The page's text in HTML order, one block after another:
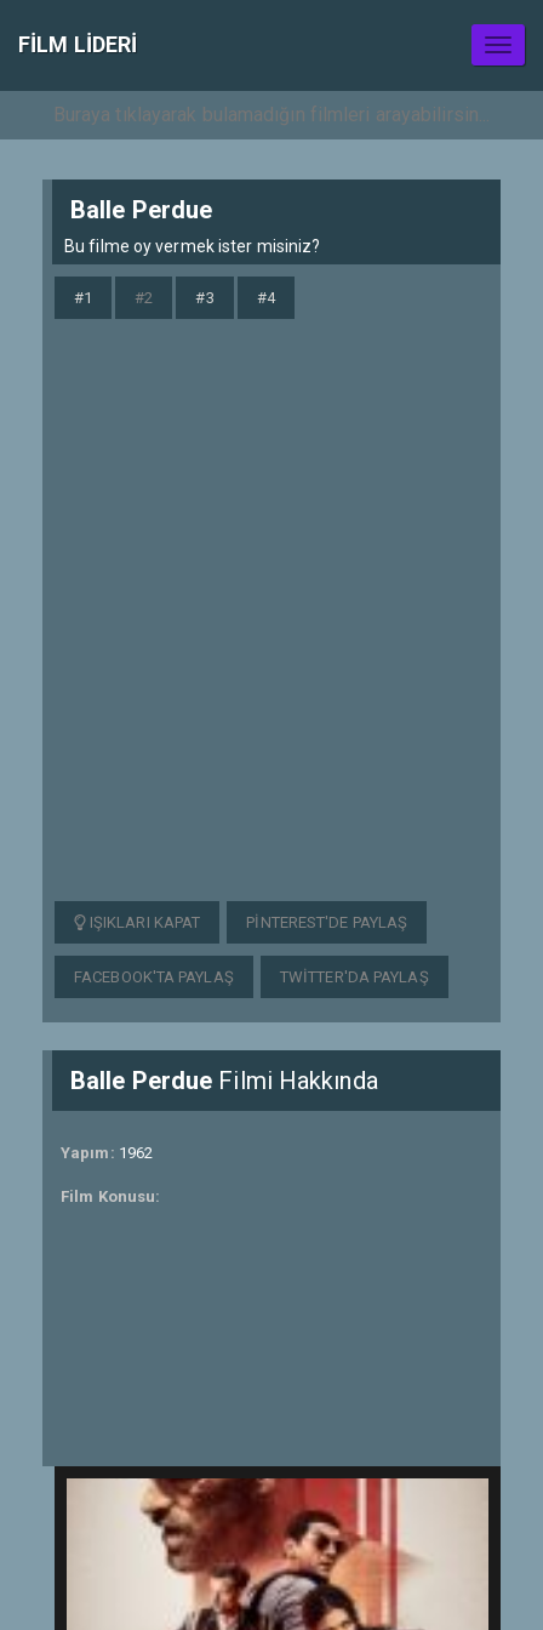
FILM LIDERI
Balle Perdue
Bu filme oy vermek ister misiniz?
#1 #2 #3 #4
IŞIKLARI KAPAT PINTEREST'DE PAYLAŞ
FACEBOOK'TA PAYLAŞ TWITTER'DA PAYLAŞ
Balle Perdue Filmi Hakkında
Yapım: 1962
Film Konusu: